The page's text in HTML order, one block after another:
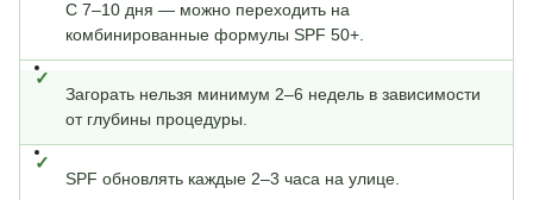
С 7–10 дня — можно переходить на
комбинированные формулы SPF 50+.
Загорать нельзя минимум 2–6 недель в зависимости
от глубины процедуры.
SPF обновлять каждые 2–3 часа на улице.